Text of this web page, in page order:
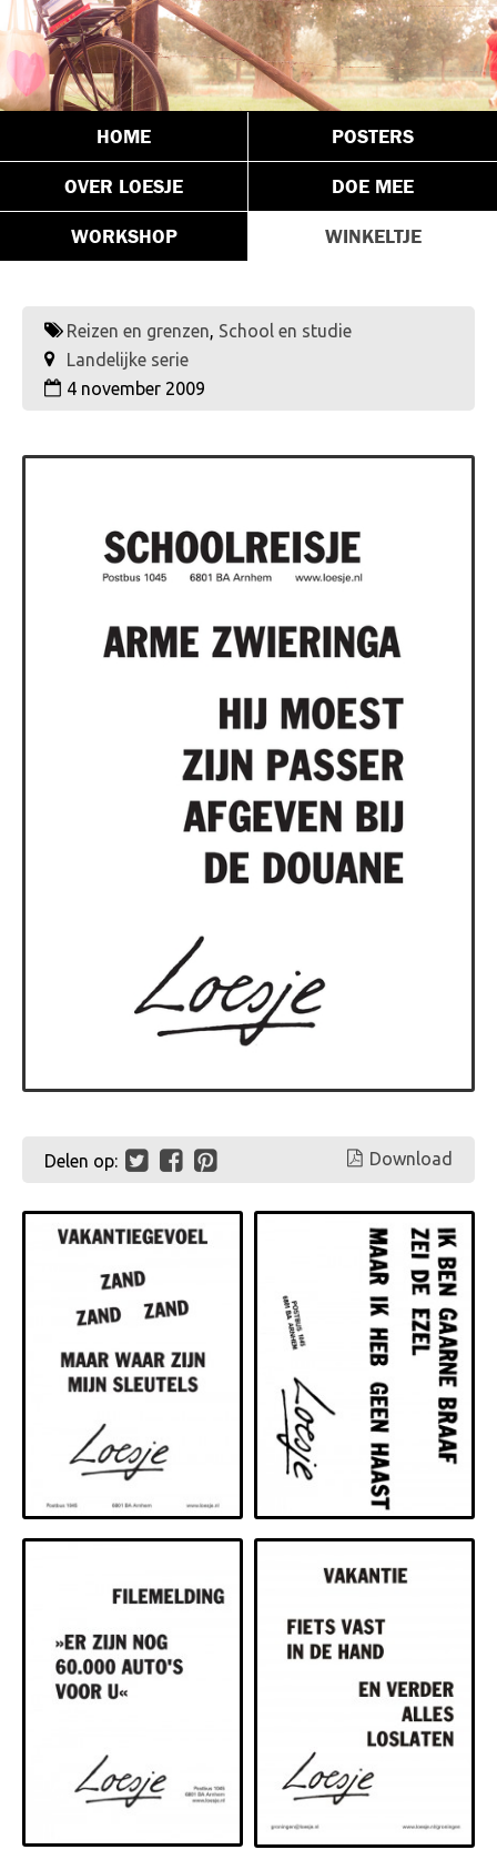
HOME POSTERS
OVER LOESJE DOE MEE
WORKSHOP WINKELTJE
Reizen en grenzen, School en studie
Landelijke serie
4 november 2009
Delen op: Download